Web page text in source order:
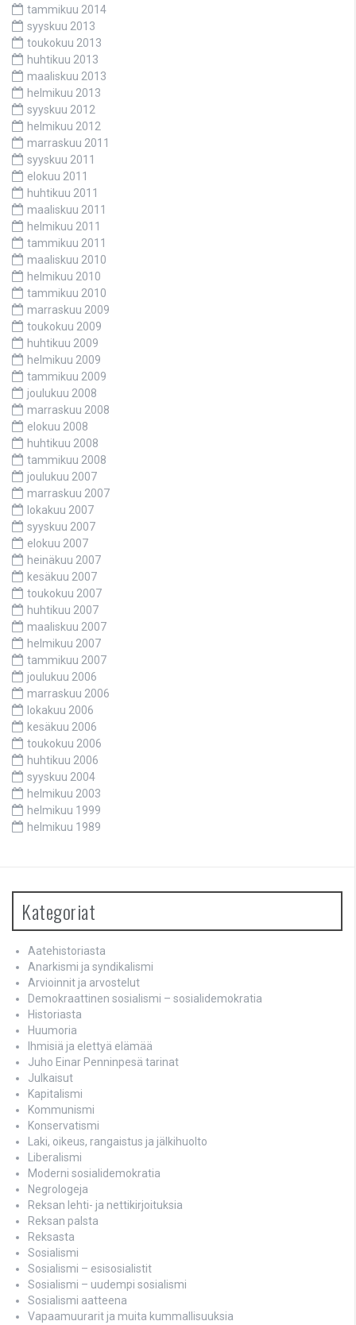
tammikuu 2014
syyskuu 2013
toukokuu 2013
huhtikuu 2013
maaliskuu 2013
helmikuu 2013
syyskuu 2012
helmikuu 2012
marraskuu 2011
syyskuu 2011
elokuu 2011
huhtikuu 2011
maaliskuu 2011
helmikuu 2011
tammikuu 2011
maaliskuu 2010
helmikuu 2010
tammikuu 2010
marraskuu 2009
toukokuu 2009
huhtikuu 2009
helmikuu 2009
tammikuu 2009
joulukuu 2008
marraskuu 2008
elokuu 2008
huhtikuu 2008
tammikuu 2008
joulukuu 2007
marraskuu 2007
lokakuu 2007
syyskuu 2007
elokuu 2007
heinäkuu 2007
kesäkuu 2007
toukokuu 2007
huhtikuu 2007
maaliskuu 2007
helmikuu 2007
tammikuu 2007
joulukuu 2006
marraskuu 2006
lokakuu 2006
kesäkuu 2006
toukokuu 2006
huhtikuu 2006
syyskuu 2004
helmikuu 2003
helmikuu 1999
helmikuu 1989
Kategoriat
Aatehistoriasta
Anarkismi ja syndikalismi
Arvioinnit ja arvostelut
Demokraattinen sosialismi – sosialidemokratia
Historiasta
Huumoria
Ihmisiä ja elettyä elämää
Juho Einar Penninpesä tarinat
Julkaisut
Kapitalismi
Kommunismi
Konservatismi
Laki, oikeus, rangaistus ja jälkihuolto
Liberalismi
Moderni sosialidemokratia
Negrologeja
Reksan lehti- ja nettikirjoituksia
Reksan palsta
Reksasta
Sosialismi
Sosialismi – esisosialistit
Sosialismi – uudempi sosialismi
Sosialismi aatteena
Vapaamuurarit ja muita kummallisuuksia